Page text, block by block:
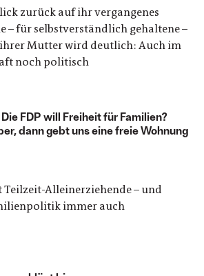
zurück auf ihr vergangenes
– für selbstverständlich gehaltene –
Mutter wird deutlich: Auch im
noch politisch
Die FDP will Freiheit für Familien?
dann gebt uns eine freie Wohnung
Alleinerziehende – und
immer auch